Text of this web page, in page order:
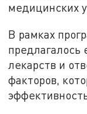
медицинских
В рамках
лекарств и
факторов,